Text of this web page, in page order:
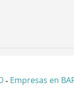
- Empresas en